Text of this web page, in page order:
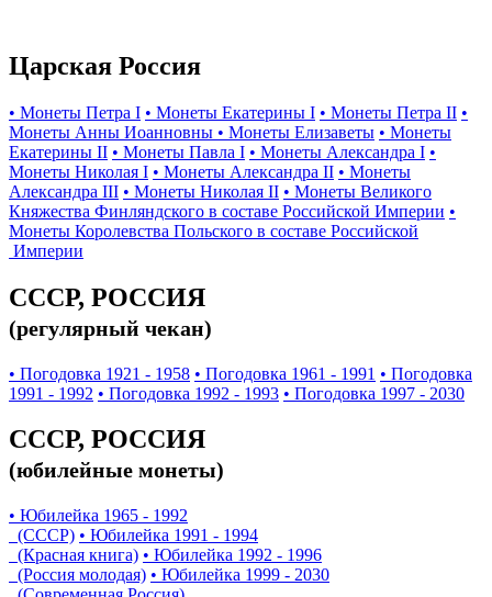
Царская Россия
• Монеты Петра I • Монеты Екатерины I • Монеты Петра II •
Монеты Анны Иоанновны • Монеты Елизаветы • Монеты
Екатерины II • Монеты Павла I • Монеты Александра I •
Монеты Николая I • Монеты Александра II • Монеты
Александра III • Монеты Николая II • Монеты Великого
Княжества Финляндского в составе Российской Империи •
Монеты Королевства Польского в составе Российской
Империи
СССР, РОССИЯ
(регулярный чекан)
• Погодовка 1921 - 1958 • Погодовка 1961 - 1991 • Погодовка
1991 - 1992 • Погодовка 1992 - 1993 • Погодовка 1997 - 2030
СССР, РОССИЯ
(юбилейные монеты)
• Юбилейка 1965 - 1992
(СССР) • Юбилейка 1991 - 1994
(Красная книга) • Юбилейка 1992 - 1996
(Россия молодая) • Юбилейка 1999 - 2030